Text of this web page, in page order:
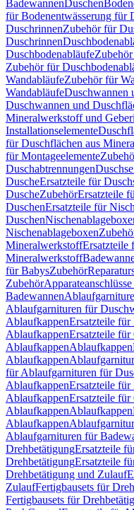
BadewannenDuschen
für Bodenentwässerung für
DuschrinnenZubehör für
Duschrinnen
Duschbodenabläufe
Zubehör für
WandabläufeZubehör für
WandabläufeDuschwannen
Duschwannen und
Mineralwerkstoff und
Installationselemente
für Duschflächen aus
für Montageelemente
Duschabtrennungen
DuscheErsatzteile für
DuscheZubehörErsatzteile
DuschenErsatzteile für
Duschen
Nischenablageboxen
MineralwerkstoffErsatzteile
Mineralwerkstoff
für BabysZubehör
Zubehör
Badewannen
Ablaufgarnituren für
AblaufkappenErsatzteile
AblaufkappenErsatzteile für
AblaufkappenAblaufkappen
Ablaufkappen
für Ablaufgarnituren für
AblaufkappenErsatzteile
AblaufkappenErsatzteile für
AblaufkappenAblaufkappen
Ablaufkappen
Ablaufgarnituren für
DrehbetätigungErsatzteile
DrehbetätigungErsatzteile
Drehbetätigung und Zulauf
ZulaufFertigbausets für
Fertigbausets für